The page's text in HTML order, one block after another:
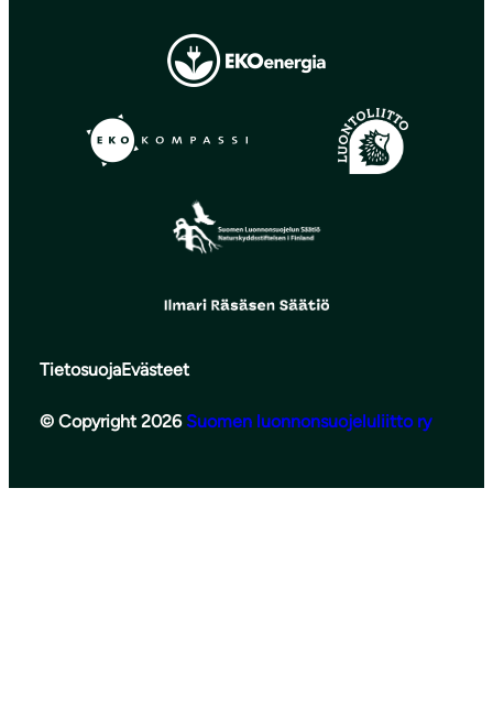
TietosuojaEvästeet
© Copyright 2026 Suomen luonnonsuojeluliitto ry